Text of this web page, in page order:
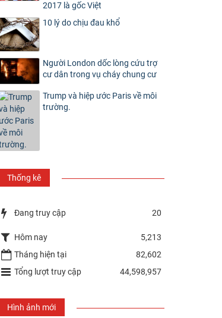
2017 là gốc Việt
10 lý do chịu đau khổ
Người London dốc lòng cứu trợ
cư dân trong vụ cháy chung cư
Trump và hiệp ước Paris về môi
trường.
Thống kê
Đang truy cập 20
Hôm nay
5,213
Tháng hiện tại
82,602
Tổng lượt truy cập
44,598,957
Hình ảnh mới